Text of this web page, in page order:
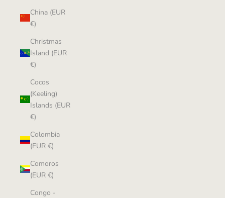
China (EUR
€)
Christmas
Island (EUR
€)
Cocos
(Keeling)
Islands (EUR
€)
Colombia
(EUR €)
Comoros
(EUR €)
Congo -